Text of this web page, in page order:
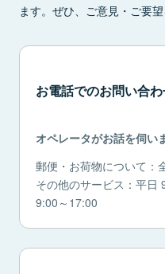
ます。ぜひ、ご意見・ご要
お電話でのお問い合
オペレータがお話を伺い
郵便・お荷物について：
その他のサービス：平
9:00～17:00